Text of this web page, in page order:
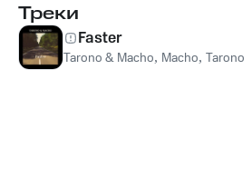
Треки
Faster
Tarono & Macho, Macho, Tarono